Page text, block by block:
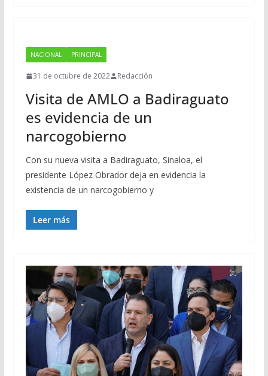
NACIONAL PRINCIPAL
31 de octubre de 2022 Redacción
Visita de AMLO a Badiraguato
es evidencia de un
narcogobierno
Con su nueva visita a Badiraguato, Sinaloa, el
presidente López Obrador deja en evidencia la
existencia de un narcogobierno y
Leer más